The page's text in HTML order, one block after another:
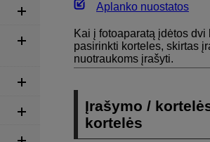
Aplanko nuostatos
Kai į fotoaparatą įdėtos
pasirinkti korteles, skirtas
nuotraukoms įrašyti.
Įrašymo /
kortelės